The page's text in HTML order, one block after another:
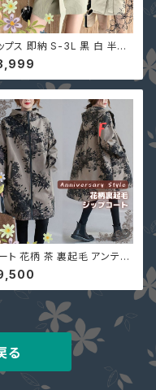
プス 即納 S-3L 黒 白 半袖
Ｔシャツ オフショルダー ス
無地 韓国風 セクシー 724
肩出し カットソー レディ
ト 花柄 茶 裏起毛 アンティ
フラワープリント柄 フード
ト 97559006
る